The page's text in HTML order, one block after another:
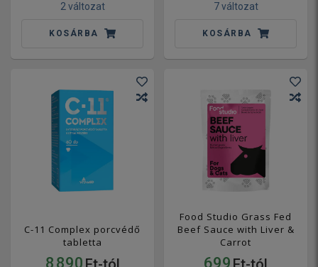
2 változat
KOSÁRBA
7 változat
KOSÁRBA
C-11 Complex porcvédő
tabletta
8 890
Food Studio Grass Fed
Beef Sauce with Liver &
Carrot
699